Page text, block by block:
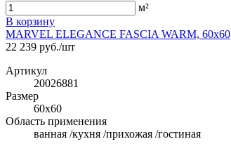
м²
В корзину
MARVEL ELEGANCE FASCIA WARM, 60x60
22 239 руб./шт
Артикул
20026881
Размер
60x60
Область применения
ванная /кухня /прихожая /гостиная